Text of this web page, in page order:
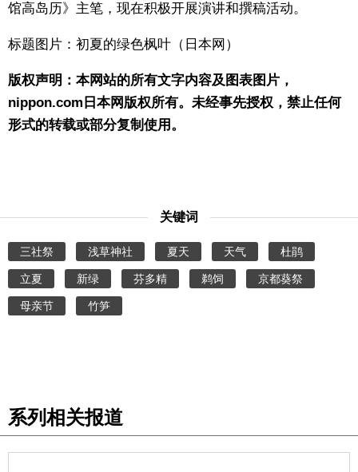
馆高岛历》主笔，现在积极开展演讲和撰稿活动。
标题图片：初夏的绿色枫叶（日本网）
版权声明：本网站的所有文字内容及图表图片，
nippon.com日本网版权所有。未经事先授权，禁止任何
形式的转载或部分复制使用。
关键词
三社祭 浅草神社 夏天 天气 杜鹃
立夏 新绿 芬多精 鹈饲 京都葵祭
母亲节 竹笋
系列相关报道